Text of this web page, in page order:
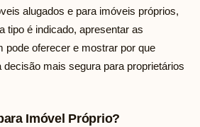
alugados e para imóveis próprios,
tipo é indicado, apresentar as
pode oferecer e mostrar por que
mais segura para proprietários
Imóvel Próprio?